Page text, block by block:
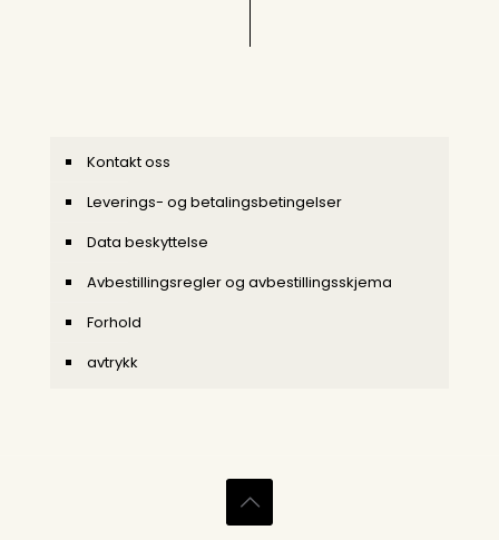
Kontakt oss
Leverings- og betalingsbetingelser
Data beskyttelse
Avbestillingsregler og avbestillingsskjema
Forhold
avtrykk